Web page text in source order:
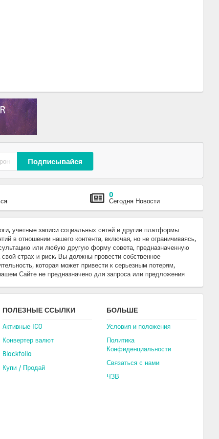
Подписывайся
0
Сегодня Новости
учетные записи социальных сетей и другие платформы
в отношении нашего контента, включая, но не ограничиваясь,
или любую другую форму совета, предназначенную
страх и риск. Вы должны провести собственное
которая может привести к серьезным потерям,
Сайте не предназначено для запроса или предложения
ПОЛЕЗНЫЕ ССЫЛКИ
Aктивные ICO
Конвертер валют
Blockfolio
Купи / Продай
БОЛЬШЕ
Условия и положения
Политика
Конфиденциальности
Связаться с нами
ЧЗВ